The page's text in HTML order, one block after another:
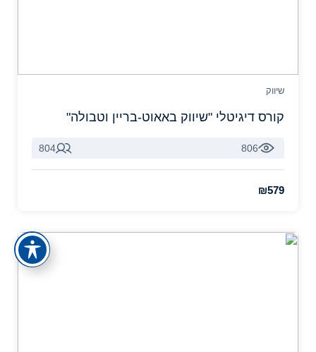
שיווק
קורס דיגיטלי "שיווק באאוט-בריין וטבולה"
806
804
₪579